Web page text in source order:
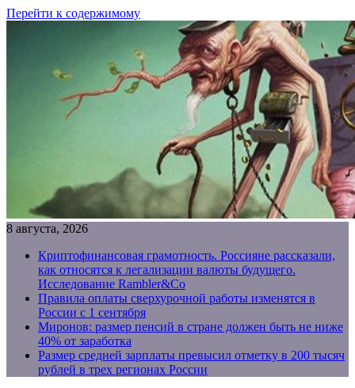
Перейти к содержимому
8 августа, 2026
Криптофинансовая грамотность. Россияне рассказали,
как относятся к легализации валюты будущего.
Исследование Rambler&Co
Правила оплаты сверхурочной работы изменятся в
России с 1 сентября
Миронов: размер пенсий в стране должен быть не ниже
40% от заработка
Размер средней зарплаты превысил отметку в 200 тысяч
рублей в трех регионах России